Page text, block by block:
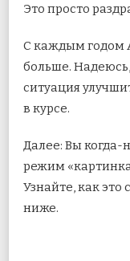
Это просто
С каждым годом
больше.
ситуация
в курсе.
Далее: Вы когда-
режим
Узнайте, как это
ниже.